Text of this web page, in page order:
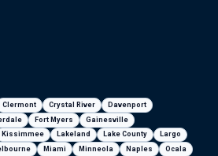
Clermont Crystal River
Davenport
Fort Myers
Gainesville
Kissimmee Lakeland Lake County
Largo
Miami Minneola Naples Ocala